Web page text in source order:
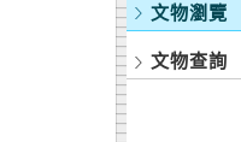
文物瀏覽
文物查詢